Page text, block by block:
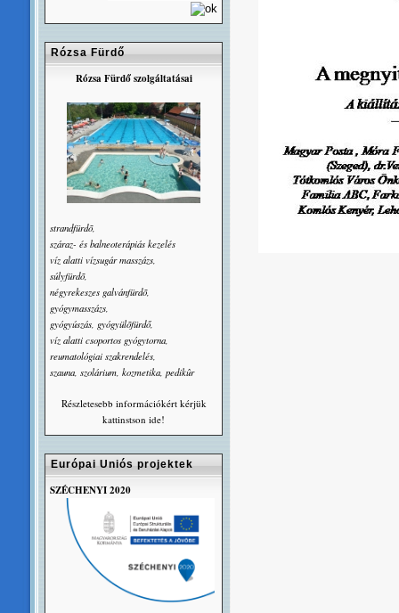
Rózsa Fürdő
Rózsa Fürdő szolgáltatásai
strandfürdõ,
száraz- és balneoterápiás kezelés
víz alatti vízsugár masszázs,
súlyfürdõ,
négyrekeszes galvánfürdõ,
gyógymasszázs,
gyógyúszás, gyógyülõfürdő,
víz alatti csoportos gyógytorna,
reumatológiai szakrendelés,
szauna, szolárium, kozmetika, pedikûr
Részletesebb információkért kérjük
kattinstson ide!
Európai Uniós projektek
SZÉCHENYI 2020